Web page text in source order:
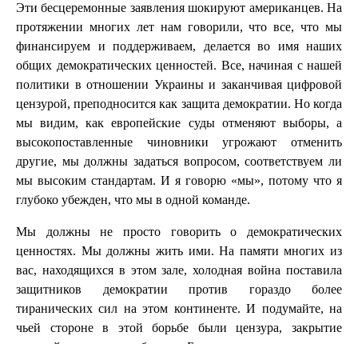
Эти бесцеремонные заявления шокируют американцев. На
протяжении многих лет нам говорили, что все, что мы
финансируем и поддерживаем, делается во имя наших
общих демократических ценностей. Все, начиная с нашей
политики в отношении Украины и заканчивая цифровой
цензурой, преподносится как защита демократии. Но когда
мы видим, как европейские суды отменяют выборы, а
высокопоставленные чиновники угрожают отменить
другие, мы должны задаться вопросом, соответствуем ли
мы высоким стандартам. И я говорю «мы», потому что я
глубоко убежден, что мы в одной команде.
Мы должны не просто говорить о демократических
ценностях. Мы должны жить ими. На памяти многих из
вас, находящихся в этом зале, холодная война поставила
защитников демократии против гораздо более
тиранических сил на этом континенте. И подумайте, на
чьей стороне в этой борьбе были цензура, закрытие